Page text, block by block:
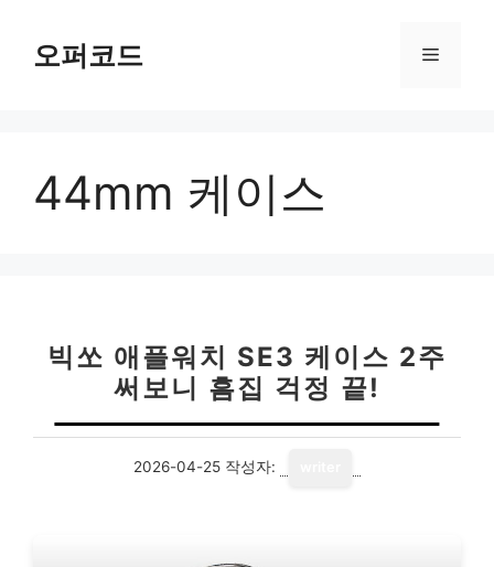
오퍼코드 메
44mm 케이스
빅쏘 애플워치 SE3 케이스 2주
써보니 흠집 걱정 끝!
2026-04-25 작성자: